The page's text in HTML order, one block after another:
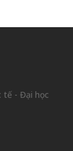
tế - Đại học